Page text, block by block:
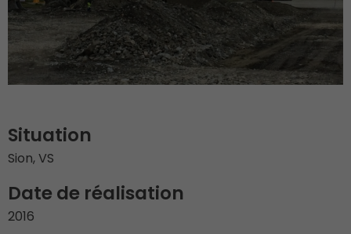
Situation
Sion, VS
Date de réalisation
2016